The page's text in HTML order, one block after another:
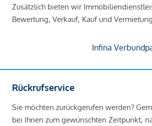
Zusätzlich bieten wir
Bewertung, Verkauf, Kauf und
Infina
Rückrufservice
Sie möchten zurückgerufen werden?
bei Ihnen zum gewünschten Zeitpunkt,